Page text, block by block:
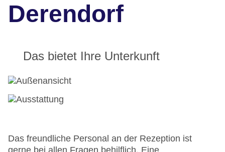
Derendorf
Das bietet Ihre Unterkunft
Das freundliche Personal an der Rezeption ist